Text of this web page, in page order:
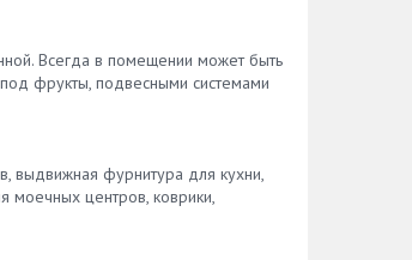
Всегда в помещении может быть
фрукты, подвесными системами
выдвижная фурнитура для кухни,
моечных центров, коврики,